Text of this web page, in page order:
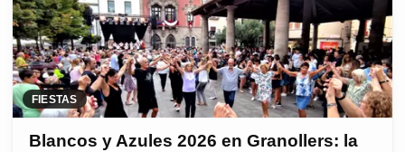
FIESTAS
Blancos y Azules 2026 en Granollers: la